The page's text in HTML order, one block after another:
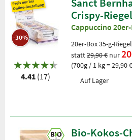
-30%
4.41 (17)
Crispy-
Cappuccino
20er-Box 35-g-
statt29,90 € nur
(700g / 1 kg = 29,90
Auf Lager
Bio-Kokos-